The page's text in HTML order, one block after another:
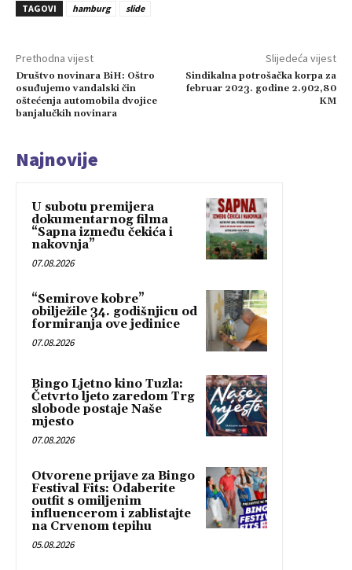
TAGOVI hamburg slide
Prethodna vijest
Društvo novinara BiH: Oštro
osuđujemo vandalski čin
oštećenja automobila dvojice
banjalučkih novinara
Slijedeća vijest
Sindikalna potrošačka korpa za
februar 2023. godine 2.902,80
KM
Najnovije
U subotu premijera
dokumentarnog filma
“Sapna između čekića i
nakovnja”
07.08.2026
“Semirove kobre”
obilježile 34. godišnjicu od
formiranja ove jedinice
07.08.2026
Bingo Ljetno kino Tuzla:
Četvrto ljeto zaredom Trg
slobode postaje Naše
mjesto
07.08.2026
Otvorene prijave za Bingo
Festival Fits: Odaberite
outfit s omiljenim
influencerom i zablistajte
na Crvenom tepihu
05.08.2026